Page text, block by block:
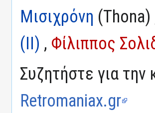
Μισιχρόνη
(II) , Φίλιππος
Συζητήστε για την
Retromaniax.gr